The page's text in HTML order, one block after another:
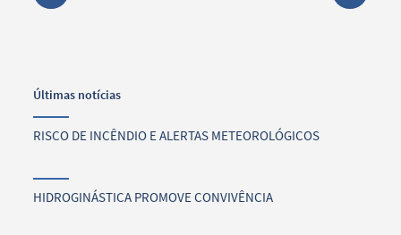
Últimas notícias
RISCO DE INCÊNDIO E ALERTAS METEOROLÓGICOS
HIDROGINÁSTICA PROMOVE CONVIVÊNCIA